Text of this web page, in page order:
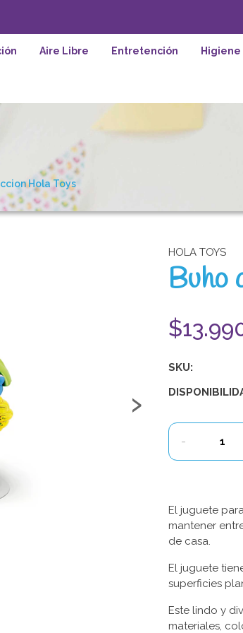
Aire Libre Entretención Higiene
Hola Toys
›
HOLA TOYS
Buho
SKU:
-
El juguete
mantener
de casa.
El juguete
superficies
Este lindo y
materiales,